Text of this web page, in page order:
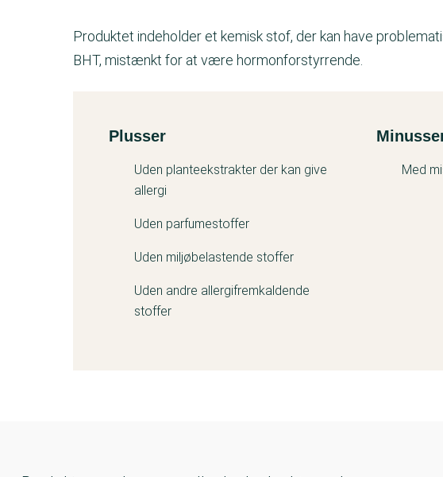
Produktet indeholder et kemisk stof, der kan have
BHT, mistænkt for at være hormonforstyrrende.
Kemitest
Plusser
Uden planteekstrakter der kan give
allergi
Uden parfumestoffer
Uden miljøbelastende stoffer
Uden andre allergifremkaldende
stoffer
Med